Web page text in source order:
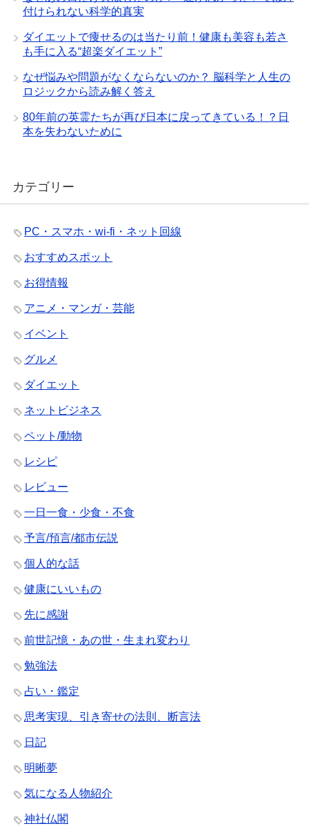
付けられない科学的真実
ダイエットで痩せるのは当たり前！健康も美容も若さ
も手に入る“超楽ダイエット”
なぜ悩みや問題がなくならないのか？ 脳科学と人生の
ロジックから読み解く答え
80年前の英霊たちが再び日本に戻ってきている！？日
本を失わないために
カテゴリー
PC・スマホ・wi-fi・ネット回線
おすすめスポット
お得情報
アニメ・マンガ・芸能
イベント
グルメ
ダイエット
ネットビジネス
ペット/動物
レシピ
レビュー
一日一食・少食・不食
予言/預言/都市伝説
個人的な話
健康にいいもの
先に感謝
前世記憶・あの世・生まれ変わり
勉強法
占い・鑑定
思考実現、引き寄せの法則、断言法
日記
明晰夢
気になる人物紹介
神社仏閣